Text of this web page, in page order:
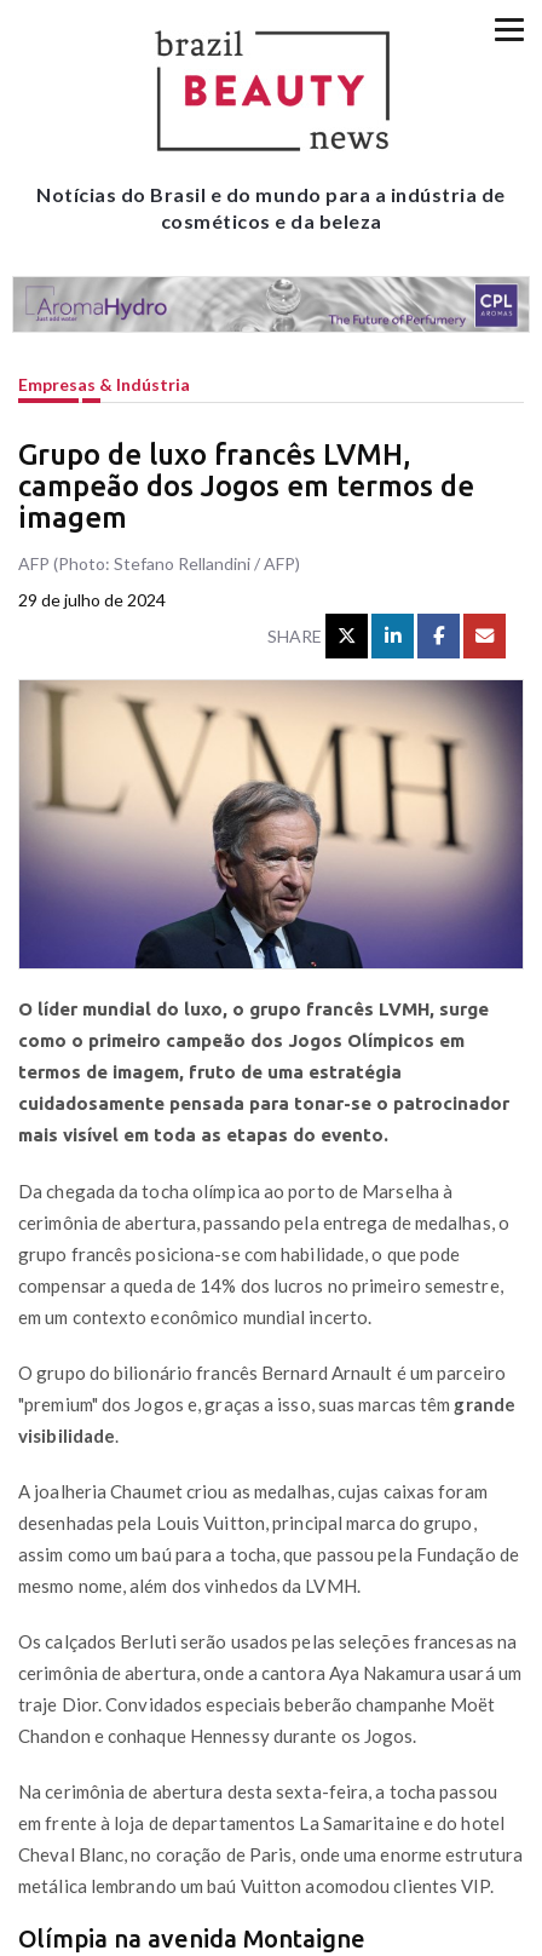
Notícias do Brasil e do mundo para a indústria de
cosméticos e da beleza
Empresas & Indústria
Grupo de luxo francês LVMH,
campeão dos Jogos em termos de
imagem
AFP (Photo: Stefano Rellandini / AFP)
29 de julho de 2024
SHARE
O líder mundial do luxo, o grupo francês LVMH, surge
como o primeiro campeão dos Jogos Olímpicos em
termos de imagem, fruto de uma estratégia
cuidadosamente pensada para tonar-se o patrocinador
mais visível em toda as etapas do evento.
Da chegada da tocha olímpica ao porto de Marselha à
cerimônia de abertura, passando pela entrega de medalhas, o
grupo francês posiciona-se com habilidade, o que pode
compensar a queda de 14% dos lucros no primeiro semestre,
em um contexto econômico mundial incerto.
O grupo do bilionário francês Bernard Arnault é um parceiro
"premium" dos Jogos e, graças a isso, suas marcas têm grande
visibilidade
A joalheria Chaumet criou as medalhas, cujas caixas foram
desenhadas pela Louis Vuitton, principal marca do grupo,
assim como um baú para a tocha, que passou pela Fundação de
mesmo nome, além dos vinhedos da LVMH.
Os calçados Berluti serão usados pelas seleções francesas na
cerimônia de abertura, onde a cantora Aya Nakamura usará um
traje Dior. Convidados especiais beberão champanhe Moët
Chandon e conhaque Hennessy durante os Jogos.
Na cerimônia de abertura desta sexta-feira, a tocha passou
em frente à loja de departamentos La Samaritaine e do hotel
Cheval Blanc, no coração de Paris, onde uma enorme estrutura
metálica lembrando um baú Vuitton acomodou clientes VIP.
Olímpia na avenida Montaigne